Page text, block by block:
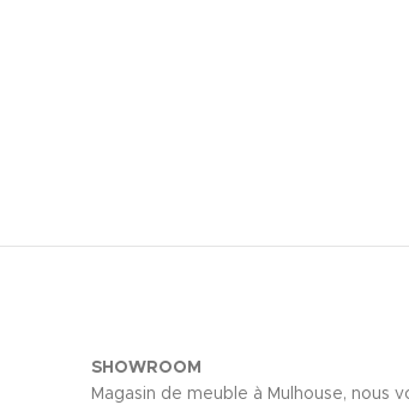
SHOWROOM
Magasin de meuble à Mulhouse, nous